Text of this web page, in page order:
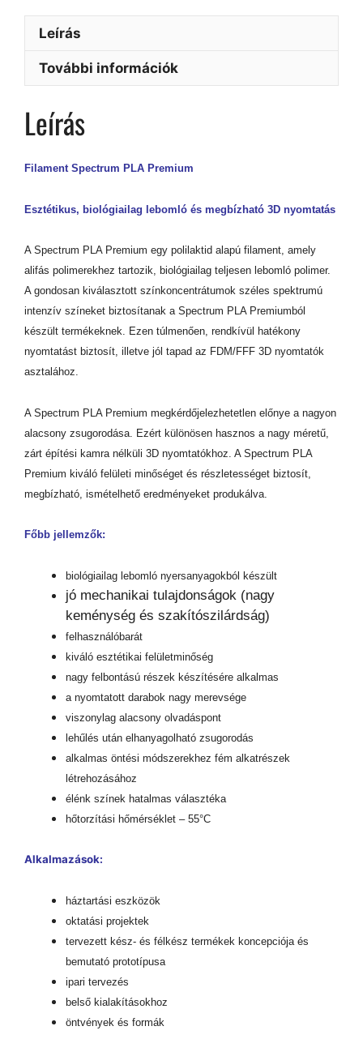
Leírás
További információk
Leírás
Filament Spectrum PLA Premium
Esztétikus, biológiailag lebomló és megbízható 3D nyomtatás
A Spectrum PLA Premium egy polilaktid alapú filament, amely
alifás polimerekhez tartozik, biológiailag teljesen lebomló polimer.
A gondosan kiválasztott színkoncentrátumok széles spektrumú
intenzív színeket biztosítanak a Spectrum PLA Premiumból
készült termékeknek. Ezen túlmenően, rendkívül hatékony
nyomtatást biztosít, illetve jól tapad az FDM/FFF 3D nyomtatók
asztalához.
A Spectrum PLA Premium megkérdőjelezhetetlen előnye a nagyon
alacsony zsugorodása. Ezért különösen hasznos a nagy méretű,
zárt építési kamra nélküli 3D nyomtatókhoz. A Spectrum PLA
Premium kiváló felületi minőséget és részletességet biztosít,
megbízható, ismételhető eredményeket produkálva.
Főbb jellemzők:
biológiailag lebomló nyersanyagokból készült
jó mechanikai tulajdonságok (nagy
keménység és szakítószilárdság)
felhasználóbarát
kiváló esztétikai felületminőség
nagy felbontású részek készítésére alkalmas
a nyomtatott darabok nagy merevsége
viszonylag alacsony olvadáspont
lehűlés után elhanyagolható zsugorodás
alkalmas öntési módszerekhez fém alkatrészek
létrehozásához
élénk színek hatalmas választéka
hőtorzítási hőmérséklet – 55°C
Alkalmazások:
háztartási eszközök
oktatási projektek
tervezett kész- és félkész termékek koncepciója és
bemutató prototípusa
ipari tervezés
belső kialakításokhoz
öntvények és formák